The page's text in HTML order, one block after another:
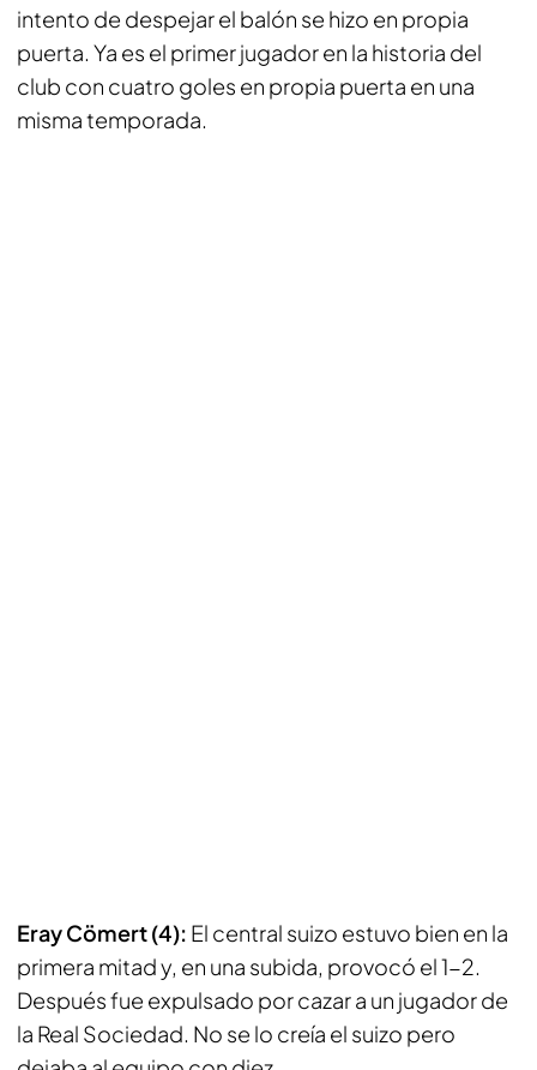
intento de despejar el balón se hizo en propia
puerta. Ya es el primer jugador en la historia del
club con cuatro goles en propia puerta en una
misma temporada.
Eray Cömert (4): El central suizo estuvo bien en la
primera mitad y, en una subida, provocó el 1-2.
Después fue expulsado por cazar a un jugador de
la Real Sociedad. No se lo creía el suizo pero